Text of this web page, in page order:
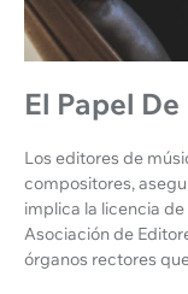
El Papel
Los editores de
compositores,
implica la licencia
Asociación de
órganos rectores